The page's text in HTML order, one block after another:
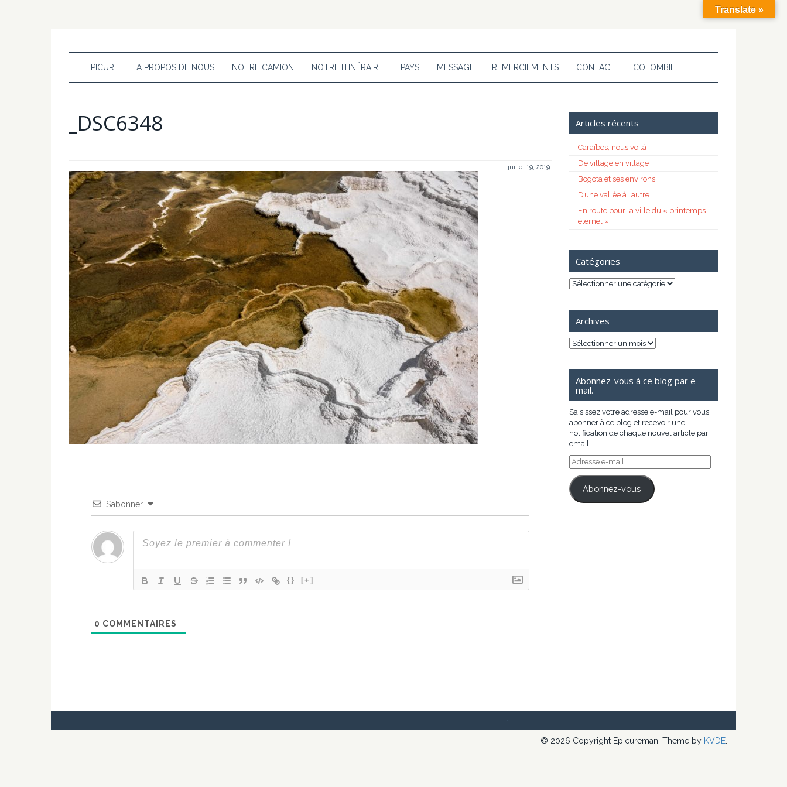
EPICURE A PROPOS DE NOUS NOTRE CAMION NOTRE ITINÉRAIRE PAYS MESSAGE REMERCIEMENTS CONTACT COLOMBIE
_DSC6348
juillet 19, 2019
S’abonner
{} [+]
0 COMMENTAIRES
Articles récents
Caraïbes, nous voilà !
De village en village
Bogota et ses environs
D’une vallée à l’autre
En route pour la ville du « printemps
éternel »
Catégories
Catégories
Archives
Archives
Abonnez-vous à ce blog par e-
mail.
Saisissez votre adresse e-mail pour vous
abonner à ce blog et recevoir une
notification de chaque nouvel article par
email.
Adresse
e-
mail
Abonnez-vous
© 2026 Copyright Epicureman. Theme by KVDE
Translate »